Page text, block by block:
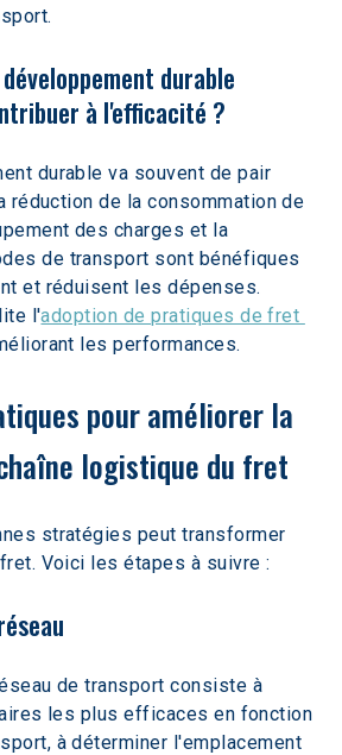
durable
à l'efficacité ?
durable va souvent de pair
réduction de la consommation de
des charges et la
de transport sont bénéfiques
et réduisent les dépenses.
l'adoption de pratiques de fret
les performances.
pour améliorer la
logistique du fret
stratégies peut transformer
Voici les étapes à suivre :
de transport consiste à
les plus efficaces en fonction
à déterminer l'emplacement